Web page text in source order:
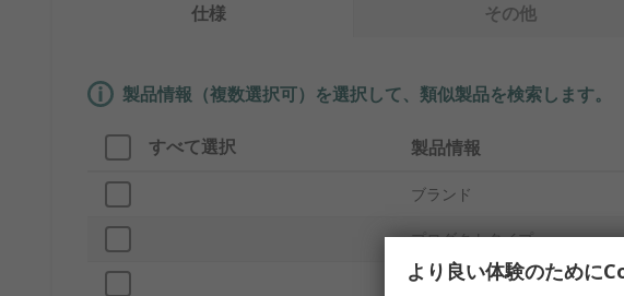
仕様 その他
製品情報（複数選択可）を選択して、類似製品を検索します。
すべて選択 製品情報
ブランド
プロダクトタイプ
容量
より良い体験のために